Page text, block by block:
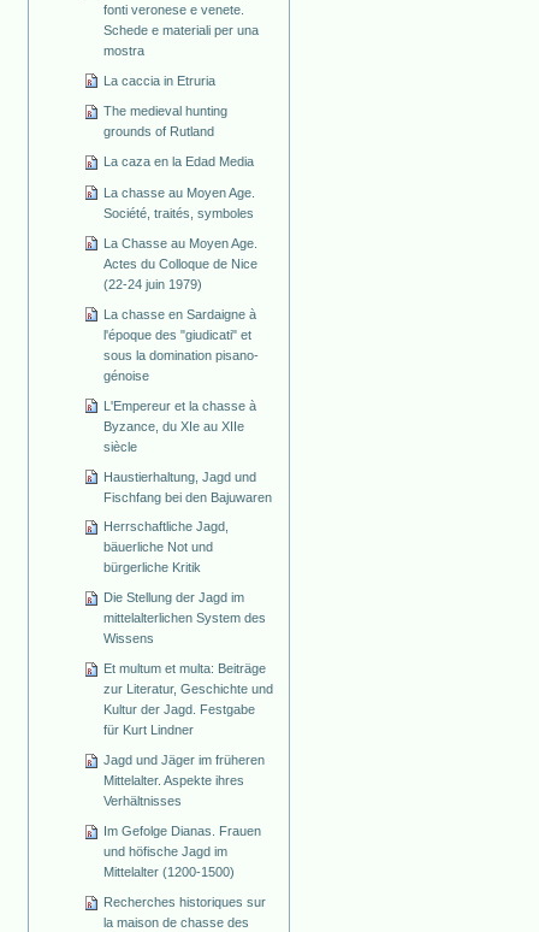
fonti veronese e venete.
Schede e materiali per una
mostra
La caccia in Etruria
The medieval hunting
grounds of Rutland
La caza en la Edad Media
La chasse au Moyen Age.
Société, traités, symboles
La Chasse au Moyen Age.
Actes du Colloque de Nice
(22-24 juin 1979)
La chasse en Sardaigne à
l'époque des "giudicati" et
sous la domination pisano-
génoise
L'Empereur et la chasse à
Byzance, du XIe au XIIe
siècle
Haustierhaltung, Jagd und
Fischfang bei den Bajuwaren
Herrschaftliche Jagd,
bäuerliche Not und
bürgerliche Kritik
Die Stellung der Jagd im
mittelalterlichen System des
Wissens
Et multum et multa: Beiträge
zur Literatur, Geschichte und
Kultur der Jagd. Festgabe
für Kurt Lindner
Jagd und Jäger im früheren
Mittelalter. Aspekte ihres
Verhältnisses
Im Gefolge Dianas. Frauen
und höfische Jagd im
Mittelalter (1200-1500)
Recherches historiques sur
la maison de chasse des